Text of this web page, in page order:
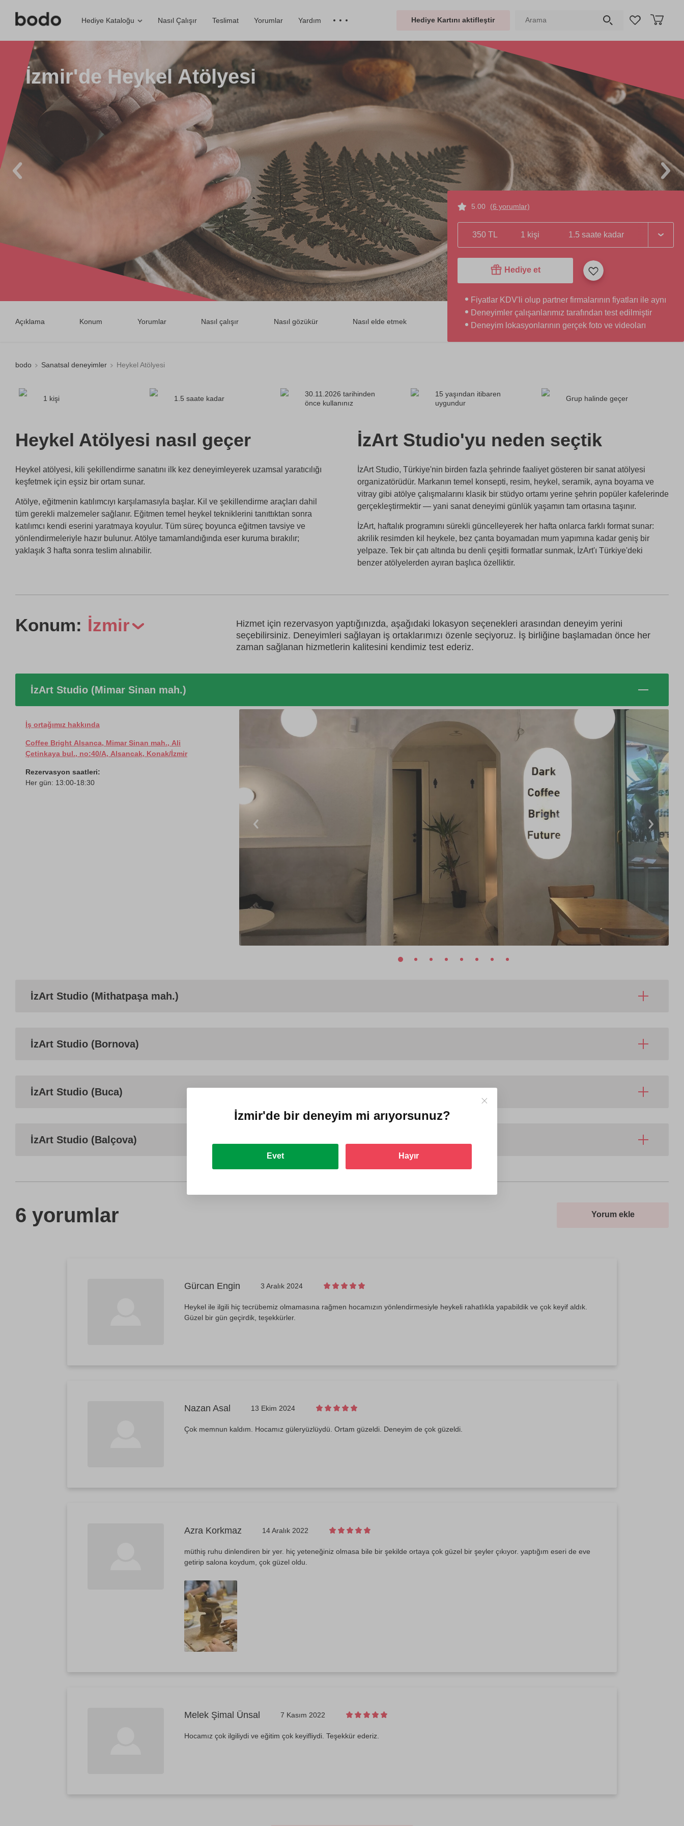
Hediye Kataloğu Nasıl Çalışır Teslimat Yorumlar Yardım Hediye Kartını aktifleştir
İzmir'de Heykel Atölyesi
Açıklama Konum Yorumlar Nasıl çalışır Nasıl gözükür Nasıl elde etmek
5.00 (6 yorumlar)
350 TL 1 kişi 1.5 saate kadar
Hediye et
Fiyatlar KDV'li olup partner firmalarının fiyatları ile aynı
Deneyimler çalışanlarımız tarafından test edilmiştir
Deneyim lokasyonlarının gerçek foto ve videoları
bodo Sanatsal deneyimler Heykel Atölyesi
1 kişi 1.5 saate kadar
30.11.2026 tarihinden
önce kullanınız
15 yaşından itibaren
uygundur
Grup halinde geçer
Heykel Atölyesi nasıl geçer
Heykel atölyesi, kili şekillendirme sanatını ilk kez deneyimleyerek uzamsal yaratıcılığı
keşfetmek için eşsiz bir ortam sunar.
Atölye, eğitmenin katılımcıyı karşılamasıyla başlar. Kil ve şekillendirme araçları dahil
tüm gerekli malzemeler sağlanır. Eğitmen temel heykel tekniklerini tanıttıktan sonra
katılımcı kendi eserini yaratmaya koyulur. Tüm süreç boyunca eğitmen tavsiye ve
yönlendirmeleriyle hazır bulunur. Atölye tamamlandığında eser kuruma bırakılır;
yaklaşık 3 hafta sonra teslim alınabilir.
İzArt Studio'yu neden seçtik
İzArt Studio, Türkiye'nin birden fazla şehrinde faaliyet gösteren bir sanat atölyesi
organizatörüdür. Markanın temel konsepti, resim, heykel, seramik, ayna boyama ve
vitray gibi atölye çalışmalarını klasik bir stüdyo ortamı yerine şehrin popüler kafelerinde
gerçekleştirmektir — yani sanat deneyimi günlük yaşamın tam ortasına taşınır.
İzArt, haftalık programını sürekli güncelleyerek her hafta onlarca farklı format sunar:
akrilik resimden kil heykele, bez çanta boyamadan mum yapımına kadar geniş bir
yelpaze. Tek bir çatı altında bu denli çeşitli formatlar sunmak, İzArt'ı Türkiye'deki
benzer atölyelerden ayıran başlıca özelliktir.
Konum: İzmir
Hizmet için rezervasyon yaptığınızda, aşağıdaki lokasyon seçenekleri arasından deneyim yerini
seçebilirsiniz. Deneyimleri sağlayan iş ortaklarımızı özenle seçiyoruz. İş birliğine başlamadan önce her
zaman sağlanan hizmetlerin kalitesini kendimiz test ederiz.
İzArt Studio (Mimar Sinan mah.)
İş ortağımız hakkında
Coffee Bright Alsanca, Mimar Sinan mah., Ali
Çetinkaya bul., no:40/A, Alsancak, Konak/İzmir
Rezervasyon saatleri:
Her gün: 13:00-18:30
İzArt Studio (Mithatpaşa mah.)
İzArt Studio (Bornova)
İzArt Studio (Buca)
İzArt Studio (Balçova)
6 yorumlar Yorum ekle
Gürcan Engin 3 Aralık 2024
Heykel ile ilgili hiç tecrübemiz olmamasına rağmen hocamızın yönlendirmesiyle heykeli rahatlıkla yapabildik ve çok keyif aldık.
Güzel bir gün geçirdik, teşekkürler.
Nazan Asal 13 Ekim 2024
Çok memnun kaldım. Hocamız güleryüzlüydü. Ortam güzeldi. Deneyim de çok güzeldi.
Azra Korkmaz 14 Aralık 2022
müthiş ruhu dinlendiren bir yer. hiç yeteneğiniz olmasa bile bir şekilde ortaya çok güzel bir şeyler çıkıyor. yaptığım eseri de eve
getirip salona koydum, çok güzel oldu.
Melek Şimal Ünsal 7 Kasım 2022
Hocamız çok ilgiliydi ve eğitim çok keyifliydi. Teşekkür ederiz.
İzmir'debir deneyim mi arıyorsunuz?
Evet Hayır